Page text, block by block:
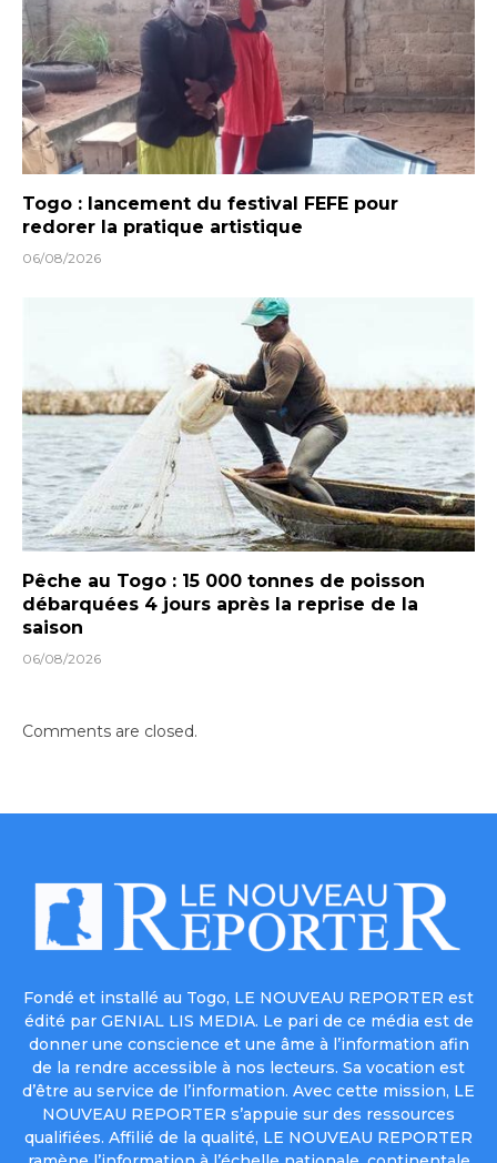
Togo : lancement du festival FEFE pour
redorer la pratique artistique
06/08/2026
Pêche au Togo : 15 000 tonnes de poisson
débarquées 4 jours après la reprise de la
saison
06/08/2026
Comments are closed.
Fondé et installé au Togo, LE NOUVEAU REPORTER est
édité par GENIAL LIS MEDIA. Le pari de ce média est de
donner une conscience et une âme à l’information afin
de la rendre accessible à nos lecteurs. Sa vocation est
d’être au service de l’information. Avec cette mission, LE
NOUVEAU REPORTER s’appuie sur des ressources
qualifiées. Affilié de la qualité, LE NOUVEAU REPORTER